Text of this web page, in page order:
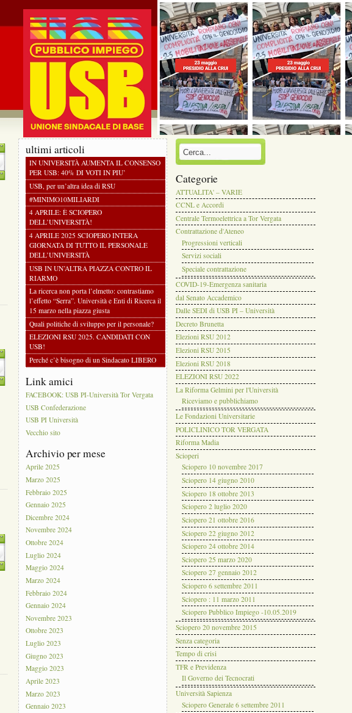
ultimi articoli
IN UNIVERSITÀ AUMENTA IL CONSENSO
PER USB: 40% DI VOTI IN PIU’
USB, per un’altra idea di RSU
#MINIMO10MILIARDI
4 APRILE: È SCIOPERO
DELL’UNIVERSITÀ!
4 APRILE 2025 SCIOPERO INTERA
GIORNATA DI TUTTO IL PERSONALE
DELL’UNIVERSITÀ
USB IN UN’ALTRA PIAZZA CONTRO IL
RIARMO
La ricerca non porta l’elmetto: contrastiamo
l’effetto “Serra”. Università e Enti di Ricerca il
15 marzo nella piazza giusta
Quali politiche di sviluppo per il personale?
ELEZIONI RSU 2025. CANDIDATI CON
USB!
Perché c’è bisogno di un Sindacato LIBERO
Link amici
FACEBOOK: USB PI-Università Tor Vergata
USB Confederazione
USB PI Università
Vecchio sito
Archivio per mese
Aprile 2025
Marzo 2025
Febbraio 2025
Gennaio 2025
Dicembre 2024
Novembre 2024
Ottobre 2024
Luglio 2024
Maggio 2024
Marzo 2024
Febbraio 2024
Gennaio 2024
Novembre 2023
Ottobre 2023
Luglio 2023
Giugno 2023
Maggio 2023
Aprile 2023
Marzo 2023
Gennaio 2023
Categorie
ATTUALITA' – VARIE
CCNL e Accordi
Centrale Termoelettrica a Tor Vergata
Contrattazione d'Ateneo
Progressioni verticali
Servizi sociali
Speciale contrattazione
COVID-19-Emergenza sanitaria
dal Senato Accademico
Dalle SEDI di USB PI – Università
Decreto Brunetta
Elezioni RSU 2012
Elezioni RSU 2015
Elezioni RSU 2018
ELEZIONI RSU 2022
La Riforma Gelmini per l'Università
Riceviamo e pubblichiamo
Le Fondazioni Universitarie
POLICLINICO TOR VERGATA
Riforma Madia
Scioperi
Sciopero 10 novembre 2017
Sciopero 14 giugno 2010
Sciopero 18 ottobre 2013
Sciopero 2 luglio 2020
Sciopero 21 ottobre 2016
Sciopero 22 giugno 2012
Sciopero 24 ottobre 2014
Sciopero 25 marzo 2020
Sciopero 27 gennaio 2012
Sciopero 6 settembre 2011
Sciopero : 11 marzo 2011
Sciopero Pubblico Impiego -10.05.2019
Sciopero 20 novembre 2015
Senza categoria
Tempo di crisi
TFR e Previdenza
Il Governo dei Tecnocrati
Università Sapienza
Sciopero Generale 6 settembre 2011